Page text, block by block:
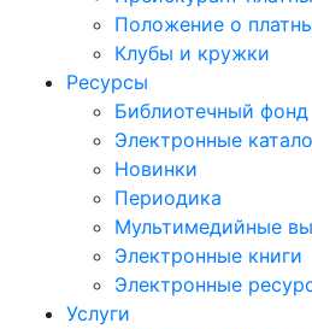
Положение о
Клубы и кружки
Ресурсы
Библиотечный фонд
Электронные
Новинки
Периодика
Мультимедийные
Электронные книги
Электронные
Услуги